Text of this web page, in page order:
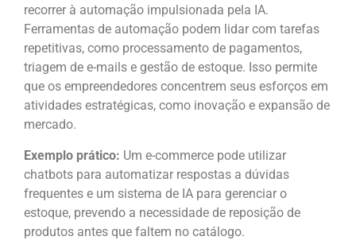
recorrer à automação impulsionada pela IA.
Ferramentas de automação podem lidar com tarefas
repetitivas, como processamento de pagamentos,
triagem de e-mails e gestão de estoque. Isso permite
que os empreendedores concentrem seus esforços em
atividades estratégicas, como inovação e expansão de
mercado.
Exemplo prático: Um e-commerce pode utilizar
chatbots para automatizar respostas a dúvidas
frequentes e um sistema de IA para gerenciar o
estoque, prevendo a necessidade de reposição de
produtos antes que faltem no catálogo.